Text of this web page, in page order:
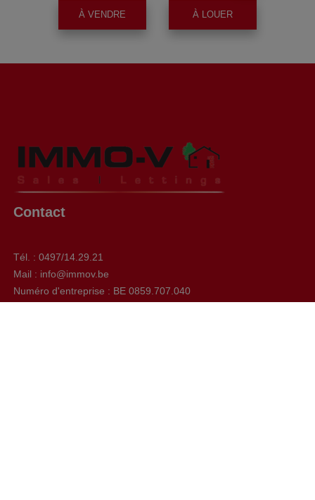
À VENDRE À LOUER
Contact
Tél. : 0497/14.29.21
Mail : info@immov.be
Numéro d'entreprise : BE 0859.707.040